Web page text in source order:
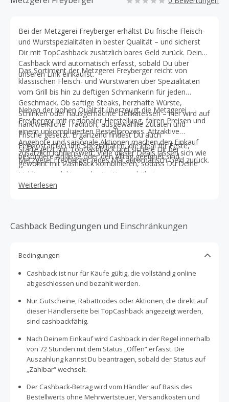
Bei der Metzgerei Freyberger erhältst Du frische Fleisch-
und Wurstspezialitäten in bester Qualität – und sicherst
Dir mit TopCashback zusätzlich bares Geld zurück. Dein
Cashback wird automatisch erfasst, sobald Du über
unseren Link einkaufst.
Das Sortiment der Metzgerei Freyberger reicht von
klassischen Fleisch- und Wurstwaren über Spezialitäten
vom Grill bis hin zu deftigen Schmankerln für jeden
Geschmack. Ob saftige Steaks, herzhafte Würste,
Schinken oder hausgemachte Delikatessen – hier wird auf
handwerkliche Tradition, ausgewählte Zutaten und
Frische gesetzt. Ergänzend findest Du auch
Feinkostartikel und Spezialitäten, die ideal für Feste,
besondere Anlässe oder den Alltag geeignet sind.
Neben der hohen Qualität überzeugt die Metzgerei
Freyberger mit regionaler Herstellung, fairen Preisen und
einem unkomplizierten Bestellprozess. Attraktive
Angebote und saisonale Aktionen machen den Einkauf
zusätzlich lohnenswert. Viele dieser Deals lassen sich wie
gewohnt mit Cashback kombinieren, sodass Du Deine
Lieblingsprodukte noch günstiger erhältst.
Starte jetzt mit TopCashback und sichere Dir bei
Metzgerei Freyberger jedes Mal automatisch Geld zurück.
Weiterlesen
Cashback Bedingungen und Einschränkungen
Bedingungen
Cashback ist nur für Käufe gültig, die vollständig online
abgeschlossen und bezahlt werden.
Nur Gutscheine, Rabattcodes oder Aktionen, die direkt auf
dieser Händlerseite bei TopCashback angezeigt werden,
sind cashbackfähig.
Nach Deinem Einkauf wird Cashback in der Regel innerhalb
von 72 Stunden mit dem Status „Offen“ erfasst. Die
Auszahlung kannst Du beantragen, sobald der Status auf
„Zahlbar“ wechselt.
Der Cashback-Betrag wird vom Händler auf Basis des
Bestellwerts ohne Mehrwertsteuer, Versandkosten und